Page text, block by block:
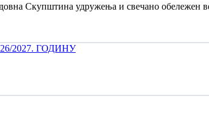
Скупштина удружења и свечано обележен